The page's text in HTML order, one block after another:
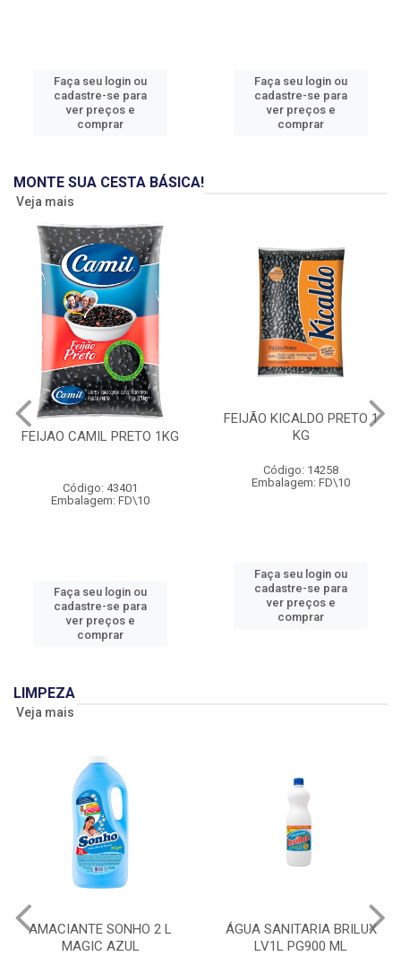
Faça seu login ou
cadastre-se para
ver preços e
comprar
Faça seu login ou
cadastre-se para
ver preços e
comprar
MONTE SUA CESTA BÁSICA!
Veja mais
FEIJAO CAMIL PRETO 1KG
Código: 43401
Embalagem: FD\10
Faça seu login ou
cadastre-se para
ver preços e
comprar
FEIJÃO KICALDO PRETO 1
KG
Código: 14258
Embalagem: FD\10
Faça seu login ou
cadastre-se para
ver preços e
comprar
LIMPEZA
Veja mais
AMACIANTE SONHO 2 L
MAGIC AZUL
ÁGUA SANITARIA BRILUX
LV1L PG900 ML